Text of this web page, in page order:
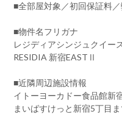
■全部屋対象／初回保証料
■物件名フリガナ
レジディアシンジュクイー
RESIDIA 新宿EASTⅡ
■近隣周辺施設情報
イトーヨーカドー食品館新
まいばすけっと新宿5丁目